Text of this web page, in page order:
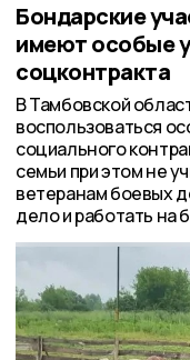
Бондарские
имеют особые
соцконтракта
В Тамбовской
воспользоваться
социального
семьи при этом не
ветеранам боевых
дело и работать на